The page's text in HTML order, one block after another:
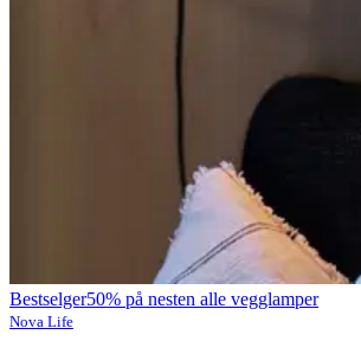
Bestselger50% på nesten alle vegglamper
Nova Life